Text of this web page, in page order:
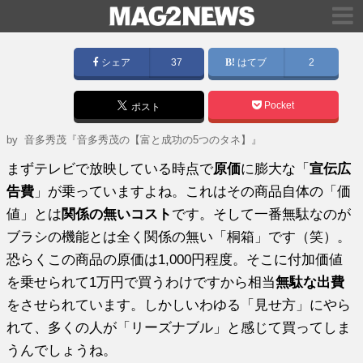
シェア 37 はてブ 2
ポスト Pocket
by音多秀茂『音多秀茂の【富と成功の5つのタネ】』
まずテレビで放映している時点で原価に膨大な「宣伝広
告費 」が乗っていますよね。これはその商品自体の「価
値」とは関係の無いコスト です。そして一番無駄なのが
ブラシの機能とは全く関係の無い「桐箱」です（笑）。
恐らくこの商品の原価は1,000円程度。そこに付加価値
を乗せられて1万円で買うわけですから相当無駄な出費
をさせられています。しかしいわゆる「見せ方」にやら
れて、多くの人が「リーズナブル」と感じて買ってしま
うんでしょうね。